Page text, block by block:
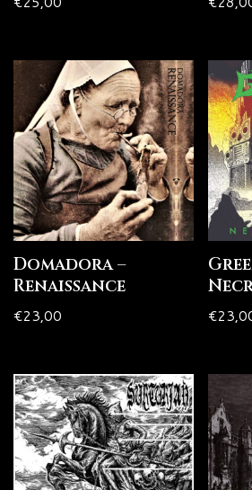
Domadora –
Renaissance
€23,00 €